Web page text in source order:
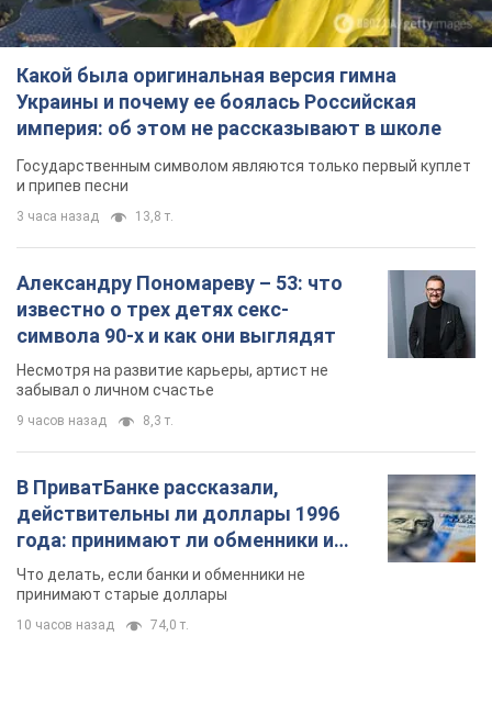
Какой была оригинальная версия гимна
Украины и почему ее боялась Российская
империя: об этом не рассказывают в школе
Государственным символом являются только первый куплет
и припев песни
3 часа назад 13,8 т.
Александру Пономареву – 53: что
известно о трех детях секс-
символа 90-х и как они выглядят
Несмотря на развитие карьеры, артист не
забывал о личном счастье
9 часов назад 8,3 т.
В ПриватБанке рассказали,
действительны ли доллары 1996
года: принимают ли обменники и
банки такие купюры
Что делать, если банки и обменники не
принимают старые доллары
10 часов назад 74,0 т.